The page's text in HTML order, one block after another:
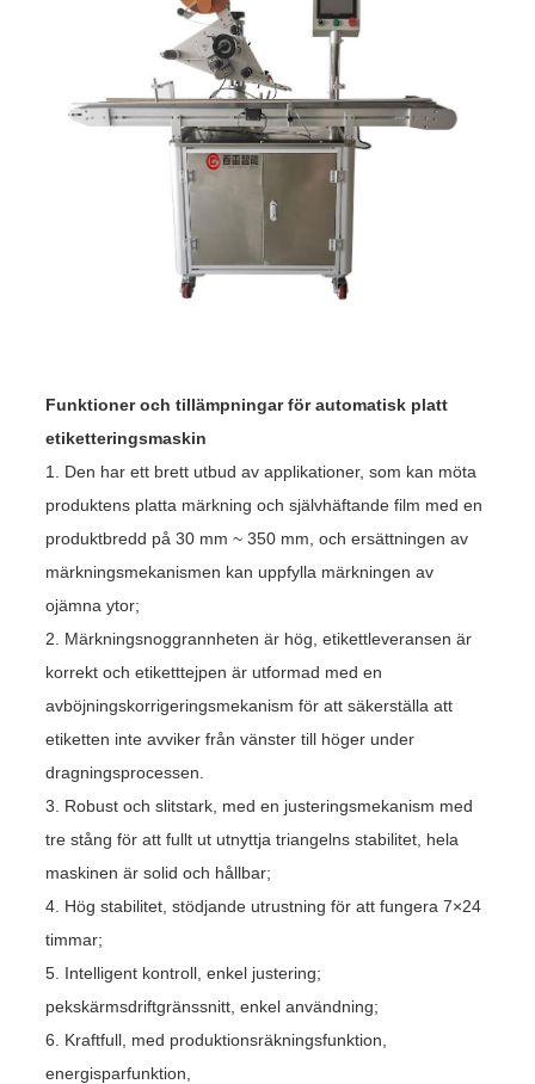
Funktioner och tillämpningar för automatisk platt
etiketteringsmaskin
1. Den har ett brett utbud av applikationer, som kan möta
produktens platta märkning och självhäftande film med en
produktbredd på 30 mm ~ 350 mm, och ersättningen av
märkningsmekanismen kan uppfylla märkningen av
ojämna ytor;
2. Märkningsnoggrannheten är hög, etikettleveransen är
korrekt och etiketttejpen är utformad med en
avböjningskorrigeringsmekanism för att säkerställa att
etiketten inte avviker från vänster till höger under
dragningsprocessen.
3. Robust och slitstark, med en justeringsmekanism med
tre stång för att fullt ut utnyttja triangelns stabilitet, hela
maskinen är solid och hållbar;
4. Hög stabilitet, stödjande utrustning för att fungera 7×24
timmar;
5. Intelligent kontroll, enkel justering;
pekskärmsdriftgränssnitt, enkel användning;
6. Kraftfull, med produktionsräkningsfunktion,
energisparfunktion,